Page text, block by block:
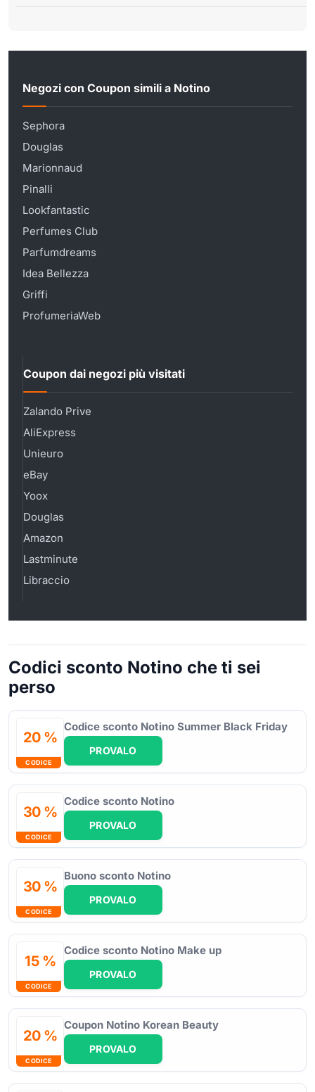
Negozi con Coupon simili a Notino
Sephora
Douglas
Marionnaud
Pinalli
Lookfantastic
Perfumes Club
Parfumdreams
Idea Bellezza
Griffi
ProfumeriaWeb
Coupon dai negozi più visitati
Zalando Prive
AliExpress
Unieuro
eBay
Yoox
Douglas
Amazon
Lastminute
Libraccio
Codici sconto Notino che ti sei
perso
20 %
CODICE
Codice sconto Notino Summer Black Friday
PROVALO
30 %
CODICE
Codice sconto Notino
PROVALO
30 %
CODICE
Buono sconto Notino
PROVALO
15 %
CODICE
Codice sconto Notino Make up
PROVALO
20 %
CODICE
Coupon Notino Korean Beauty
PROVALO